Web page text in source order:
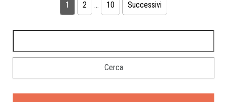
1 2 … 10 Successivi